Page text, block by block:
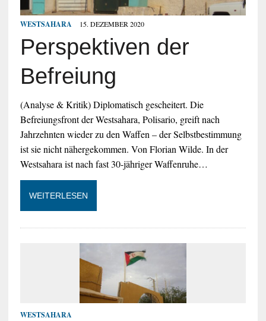
WESTSAHARA 15. DEZEMBER 2020
Perspektiven der
Befreiung
(Analyse & Kritik) Diplomatisch gescheitert. Die
Befreiungsfront der Westsahara, Polisario, greift nach
Jahrzehnten wieder zu den Waffen – der Selbstbestimmung
ist sie nicht nähergekommen. Von Florian Wilde. In der
Westsahara ist nach fast 30-jähriger Waffenruhe…
WEITERLESEN
WESTSAHARA